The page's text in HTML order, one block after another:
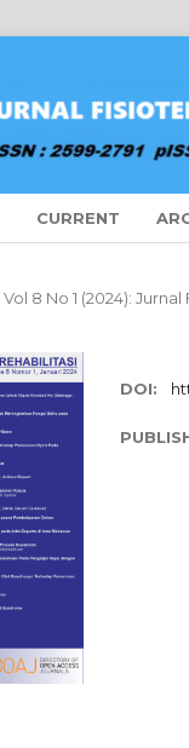
CURRENT
Vol 8 No 1 (2024):
DOI: